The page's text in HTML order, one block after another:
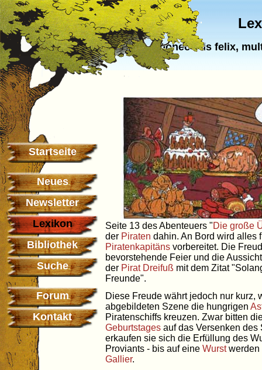
Donec eris felix,
Startseite
Neues
Newsletter
Lexikon
Bibliothek
Suche
Forum
Kontakt
Seite 13 des Abenteuers "Die große
der Piraten dahin. An Bord wird alles
Piratenkapitäns vorbereitet. Die
bevorstehende Feier und die
der Pirat Dreifuß mit dem Zitat
Freunde".
Diese Freude währt jedoch nur kurz,
abgebildeten Szene die hungrigen
Piratenschiffs kreuzen. Zwar bitten
Geburtstages auf das Versenken des
erkaufen sie sich die Erfüllung des
Proviants - bis auf eine Wurstwerden
Gallier.